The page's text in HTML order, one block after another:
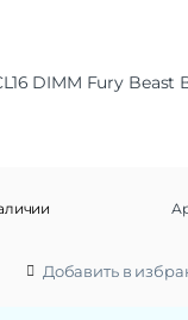
DIMM Fury Beast
Добавить в